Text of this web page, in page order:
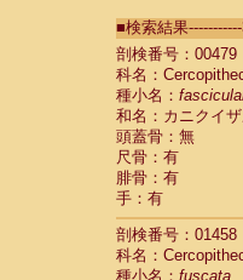
Cebidae
Cebidae
Cebidae
Cebidae
Cebidae
Cebidae
Cebidae
Cebidae
Cebidae
Cebidae
Cebidae
Cebidae
■検索結果
剖検番号：00479
科名：
種小名：
和名：カニクイ
頭蓋骨：無
尺骨：有
腓骨：有
手：有
剖検番号：01458
科名：
種小名： fuscata